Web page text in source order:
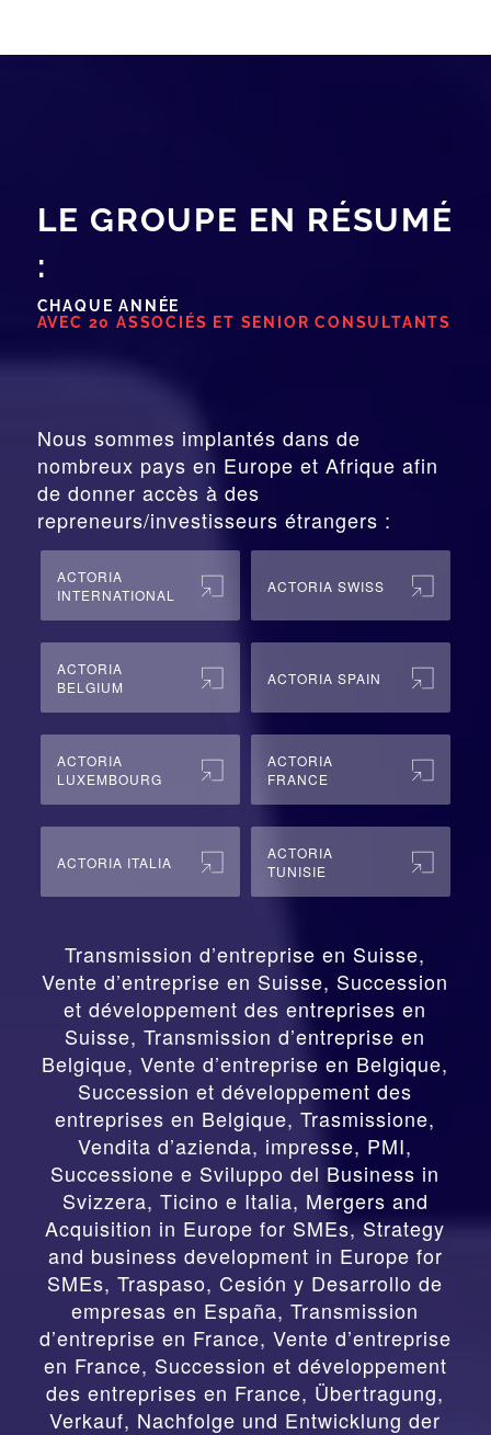
LE GROUPE EN RÉSUMÉ
:
CHAQUE ANNÉE
AVEC 20 ASSOCIÉS ET SENIOR CONSULTANTS
Nous sommes implantés dans de
nombreux pays en Europe et Afrique afin
de donner accès à des
repreneurs/investisseurs étrangers :
ACTORIA
INTERNATIONAL
ACTORIA SWISS
ACTORIA
BELGIUM
ACTORIA SPAIN
ACTORIA
LUXEMBOURG
ACTORIA
FRANCE
ACTORIA ITALIA
ACTORIA
TUNISIE
Transmission d’entreprise en Suisse,
Vente d’entreprise en Suisse, Succession
et développement des entreprises en
Suisse,Transmission d’entreprise en
Belgique, Vente d’entreprise en Belgique,
Succession et développement des
entreprises en Belgique,Trasmissione,
Vendita d’azienda, impresse, PMI,
Successione e Sviluppo del Business in
Svizzera, Ticino e Italia, Mergers and
Acquisition in Europe for SMEs, Strategy
and business development in Europe for
SMEs,Traspaso, Cesión y Desarrollo de
empresas en España,Transmission
d’entreprise en France, Vente d’entreprise
en France, Succession et développement
des entreprises en France, Übertragung,
Verkauf, Nachfolge und Entwicklung der